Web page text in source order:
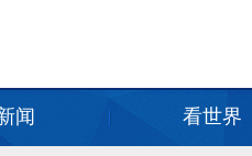
闻 看世界